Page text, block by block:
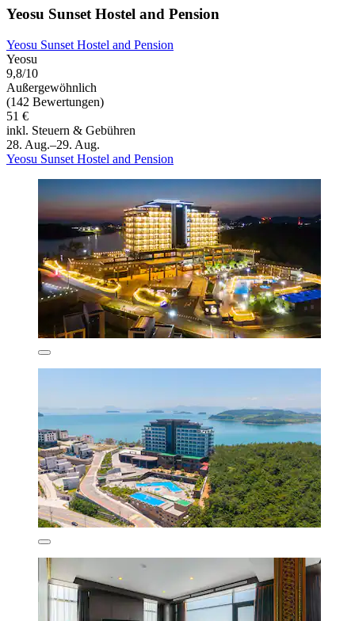
Yeosu Sunset Hostel and Pension
Yeosu Sunset Hostel and Pension
Yeosu
9,8/10
Außergewöhnlich
(142 Bewertungen)
51 €
inkl. Steuern & Gebühren
28. Aug.–29. Aug.
Yeosu Sunset Hostel and Pension